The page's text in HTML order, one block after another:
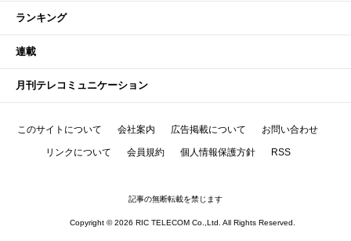
ランキング
連載
月刊テレコミュニケーション
このサイトについて 会社案内 広告掲載について お問い合わせ
リンクについて 会員規約 個人情報保護方針 RSS
記事の無断転載を禁じます
Copyright © 2026 RIC TELECOM Co.,Ltd. All Rights Reserved.